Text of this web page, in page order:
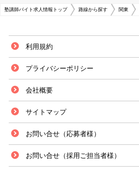
塾講師バイト求人情報トップ 路線から探す 関東
利用規約
プライバシーポリシー
会社概要
サイトマップ
お問い合せ（応募者様）
お問い合せ（採用ご担当者様）